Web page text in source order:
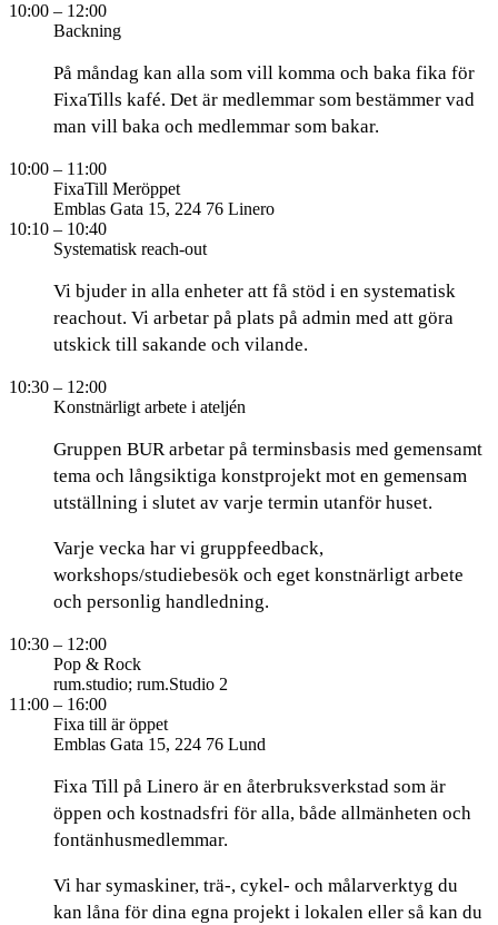
10:00 – 12:00
Backning
På måndag kan alla som vill komma och baka fika för
FixaTills kafé. Det är medlemmar som bestämmer vad
man vill baka och medlemmar som bakar.
10:00 – 11:00
FixaTill Meröppet
Emblas Gata 15, 224 76 Linero
10:10 – 10:40
Systematisk reach-out
Vi bjuder in alla enheter att få stöd i en systematisk
reachout. Vi arbetar på plats på admin med att göra
utskick till sakande och vilande.
10:30 – 12:00
Konstnärligt arbete i ateljén
Gruppen BUR arbetar på terminsbasis med gemensamt
tema och långsiktiga konstprojekt mot en gemensam
utställning i slutet av varje termin utanför huset.
Varje vecka har vi gruppfeedback,
workshops/studiebesök och eget konstnärligt arbete
och personlig handledning.
10:30 – 12:00
Pop & Rock
rum.studio; rum.Studio 2
11:00 – 16:00
Fixa till är öppet
Emblas Gata 15, 224 76 Lund
Fixa Till på Linero är en återbruksverkstad som är
öppen och kostnadsfri för alla, både allmänheten och
fontänhusmedlemmar.
Vi har symaskiner, trä-, cykel- och målarverktyg du
kan låna för dina egna projekt i lokalen eller så kan du